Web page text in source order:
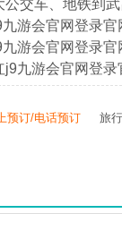
公交车、地铁到
游会官网登录
游会官网登录
j9九游会官网登
预订/电话预订 旅